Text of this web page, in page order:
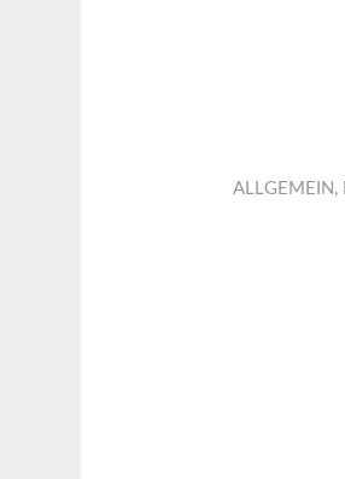
ALLGEMEIN ,